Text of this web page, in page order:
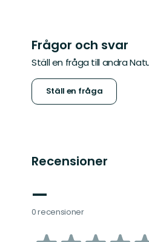
Frågor och svar
Ställ en fråga till andra
Ställ en fråga
Recensioner
—
0 recensioner